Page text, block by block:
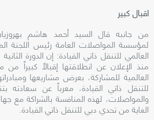
اقبال كبير
من جانبه قال السيد أحمد هاشم
لمؤسسة المواصلات العامة رئيس اللجنة
العالمي للتنقل ذاتي القيادة: إن الدورة
منذ الإعلان عن انطلاقتها إقبالاً كبيراً
العالمية للمشاركة، بعرض مشاريعها
للتنقل ذاتي القيادة، معرباً عن سعادته
والمواصلات، لهذه المنافسة بالشراكة مع
الغاية من تحدي دبي للتنقل ذاتي القيادة.